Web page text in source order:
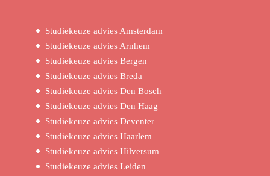
Studiekeuze advies Amsterdam
Studiekeuze advies Arnhem
Studiekeuze advies Bergen
Studiekeuze advies Breda
Studiekeuze advies Den Bosch
Studiekeuze advies Den Haag
Studiekeuze advies Deventer
Studiekeuze advies Haarlem
Studiekeuze advies Hilversum
Studiekeuze advies Leiden